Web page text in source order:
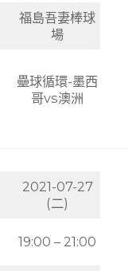
福島吾妻棒球
場
壘球循環-墨西
哥vs澳洲
2021-07-27
(二)
19:00 – 21:00